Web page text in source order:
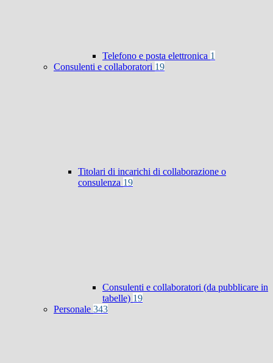
Telefono e posta elettronica 1
Consulenti e collaboratori 19
Titolari di incarichi di collaborazione o
consulenza 19
Consulenti e collaboratori (da pubblicare in
tabelle) 19
Personale 343